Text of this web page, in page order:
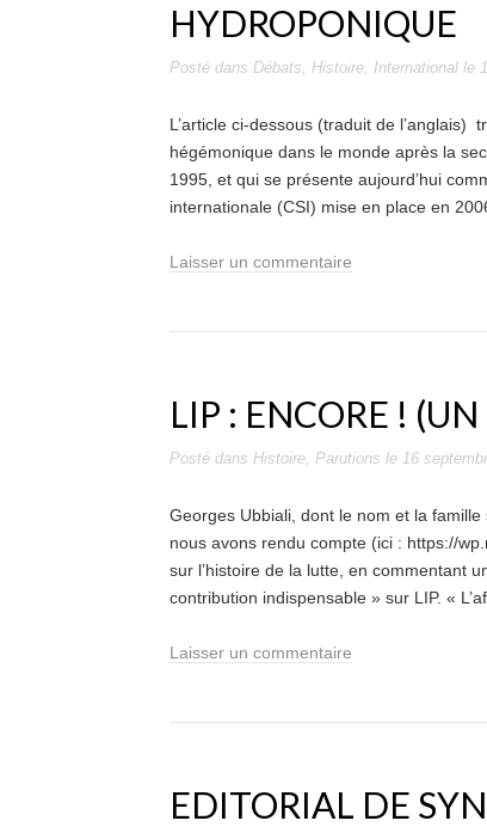
HYDROPONIQUE
Posté dans Débats, Histoire, International le
L’article ci-dessous (traduit de l’anglais)
hégémonique dans le monde après la
1995, et qui se présente aujourd’hui
internationale (CSI) mise en place en
Laisser un commentaire
LIP : ENCORE !
Posté dans Histoire, Parutions le 16
Georges Ubbiali, dont le nom et la
nous avons rendu compte (ici : https://
sur l’histoire de la lutte, en commentant
contribution indispensable » sur LIP. «
Laisser un commentaire
EDITORIAL DE